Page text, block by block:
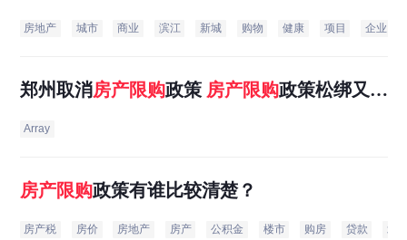
房地产 城市 商业 滨江 新城 购物 健康 项目 企业
郑州取消房产限购政策 房产限购政策松绑又增
Array
房产限购政策有谁比较清楚？
房产税 房价 房地产 房产 公积金 楼市 购房 贷款 北